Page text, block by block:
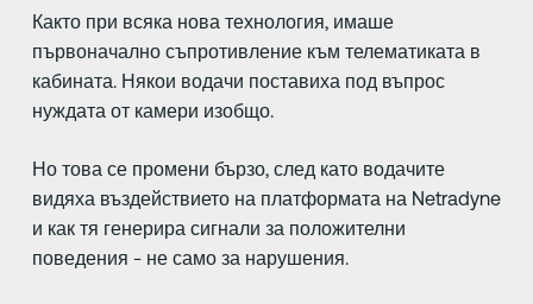
Както при всяка нова технология, имаше
първоначално съпротивление към телематиката в
кабината. Някои водачи поставиха под въпрос
нуждата от камери изобщо.
Но това се промени бързо, след като водачите
видяха въздействието на платформата на Netradyne
и как тя генерира сигнали за положителни
поведения - не само за нарушения.